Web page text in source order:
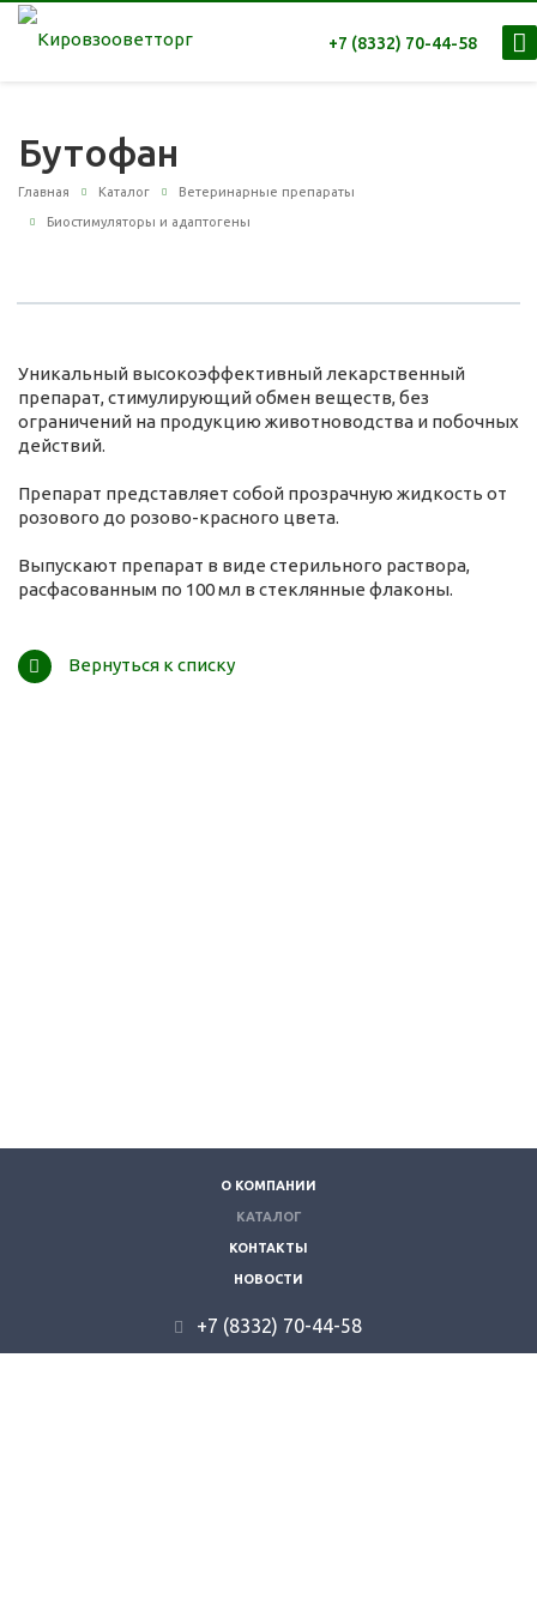
+7 (8332) 70-44-58
Бутофан
Главная Каталог Ветеринарные препараты
Биостимуляторы и адаптогены
Уникальный высокоэффективный лекарственный
препарат, стимулирующий обмен веществ, без
ограничений на продукцию животноводства и побочных
действий.
Препарат представляет собой прозрачную жидкость от
розового до розово-красного цвета.
Выпускают препарат в виде стерильного раствора,
расфасованным по 100 мл в стеклянные флаконы.
Вернуться к списку
О КОМПАНИИ
КАТАЛОГ
КОНТАКТЫ
НОВОСТИ
+7 (8332) 70-44-58